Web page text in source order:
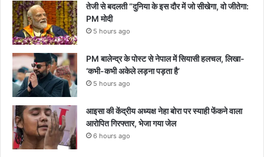
तेजी से बदलती “दुनिया के इस दौर में जो सीखेगा, वो जीतेगा:
PM मोदी
5 hours ago
PM बालेन्द्र के पोस्ट से नेपाल में सियासी हलचल, लिखा-
‘कभी-कभी अकेले लड़ना पड़ता है’
5 hours ago
आइसा की केंद्रीय अध्यक्ष नेहा बोरा पर स्याही फेंकने वाला
आरोपित गिरफ्तार, भेजा गया जेल
6 hours ago